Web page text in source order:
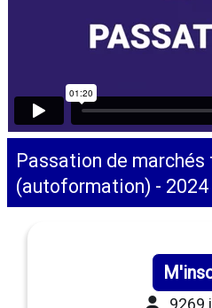
Passation de marchés
(autoformation) - 2024
9269